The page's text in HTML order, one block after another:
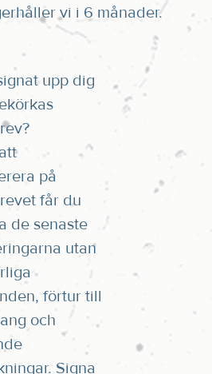
vi i 6 månader.
upp dig
på
får du
de senaste
utan
förtur till
och
Signa